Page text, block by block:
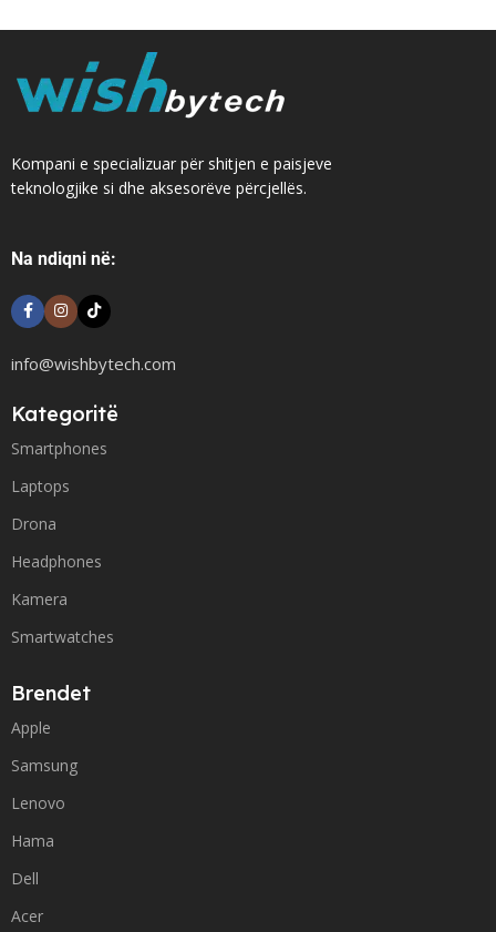
Kompani e specializuar për shitjen e paisjeve
teknologjike si dhe aksesorëve përcjellës.
Na ndiqni në:
info@wishbytech.com
Kategoritë
Smartphones
Laptops
Drona
Headphones
Kamera
Smartwatches
Brendet
Apple
Samsung
Lenovo
Hama
Dell
Acer